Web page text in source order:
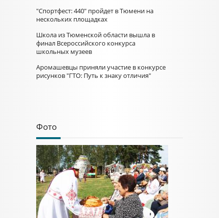
"Спортфест: 440" пройдет в Тюмени на
нескольких площадках
Школа из Тюменской области вышла в
финал Всероссийского конкурса
школьных музеев
Аромашевцы приняли участие в конкурсе
рисунков "ГТО: Путь к знаку отличия"
Фото